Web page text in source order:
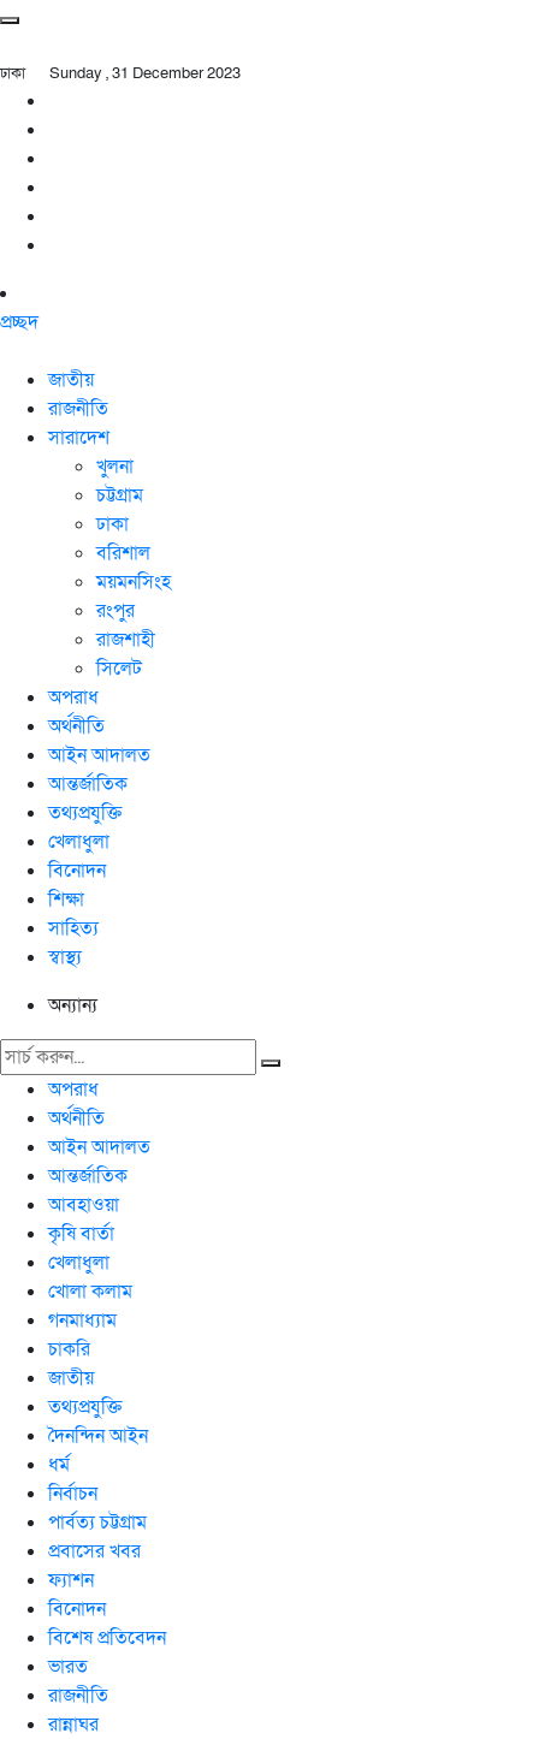
ঢাকা Sunday , 31 December 2023
প্রচ্ছদ
জাতীয়
রাজনীতি
সারাদেশ
খুলনা
চট্টগ্রাম
ঢাকা
বরিশাল
ময়মনসিংহ
রংপুর
রাজশাহী
সিলেট
অপরাধ
অর্থনীতি
আইন আদালত
আন্তর্জাতিক
তথ্যপ্রযুক্তি
খেলাধুলা
বিনোদন
শিক্ষা
সাহিত্য
স্বাস্থ্য
অন্যান্য
অপরাধ
অর্থনীতি
আইন আদালত
আন্তর্জাতিক
আবহাওয়া
কৃষি বার্তা
খেলাধুলা
খোলা কলাম
গনমাধ্যাম
চাকরি
জাতীয়
তথ্যপ্রযুক্তি
দৈনন্দিন আইন
ধর্ম
নির্বাচন
পার্বত্য চট্টগ্রাম
প্রবাসের খবর
ফ্যাশন
বিনোদন
বিশেষ প্রতিবেদন
ভারত
রাজনীতি
রান্নাঘর